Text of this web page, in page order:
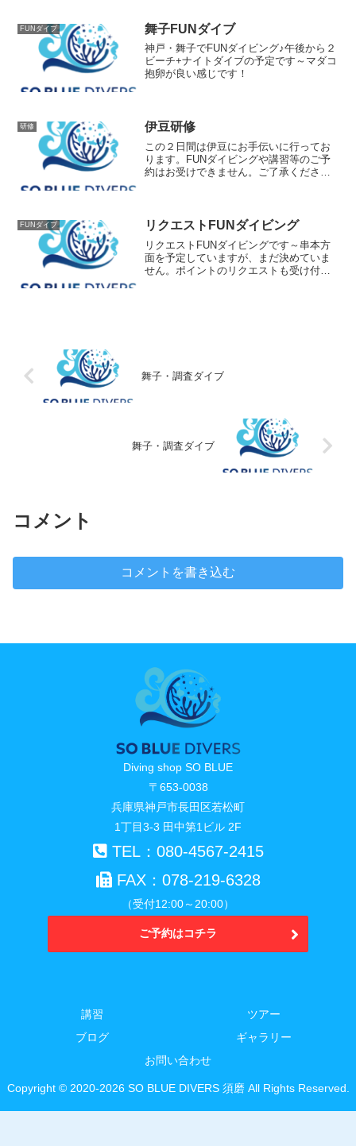
化も安定しており、その環境に適した生
物が多く生存している特殊...
FUNダイブ 舞子FUNダイブ
神戸・舞子でFUNダイビング♪午後から２
ビーチ+ナイトダイブの予定です～マダコ
抱卵が良い感じです！
研修 伊豆研修
この２日間は伊豆にお手伝いに行ってお
ります。FUNダイビングや講習等のご予
約はお受けできません。ご了承くださ
FUNダイブ リクエストFUNダイビング
リクエストFUNダイビングです～串本方
面を予定していますが、まだ決めていま
せん。ポイントのリクエストも受け付け
舞子・調査ダイブ
舞子・調査ダイブ
コメント
コメントを書き込む
Diving shop SO BLUE
〒653-0038
兵庫県神戸市長田区若松町
1丁目3-3 田中第1ビル 2F
TEL：080-4567-2415
FAX：078-219-6328
（受付12:00～20:00）
ご予約はコチラ
講習
ツアー
ブログ
ギャラリー
お問い合わせ
Copyright © 2020-2026 SO BLUE DIVERS 須磨 All Rights Reserved.